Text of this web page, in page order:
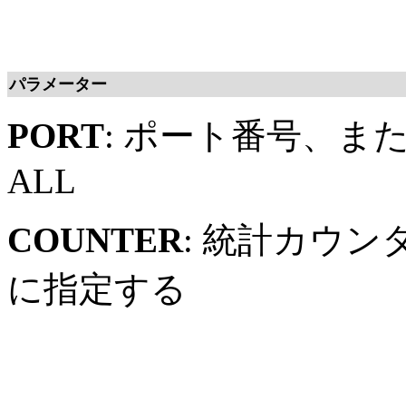
パラメーター
PORT: ポート番号、ま
ALL
COUNTER: 統計カウン
に指定する